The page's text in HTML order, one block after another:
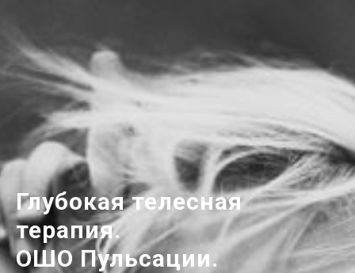
Глубокая телесная
терапия.
ОШО Пульсации.